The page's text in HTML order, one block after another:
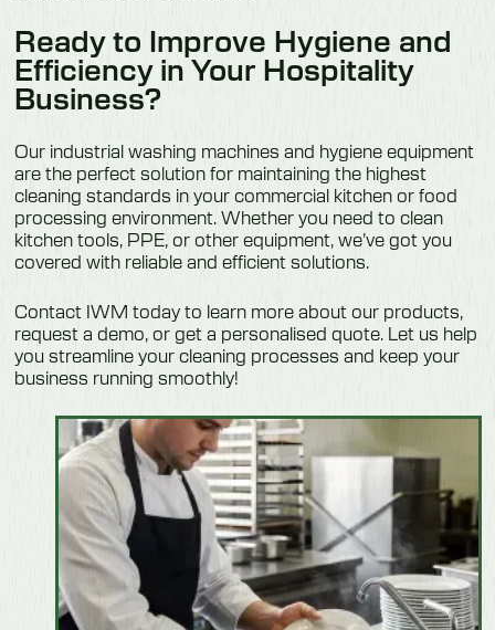
Ready to Improve Hygiene and
Efficiency in Your Hospitality
Business?
Our industrial washing machines and hygiene equipment
are the perfect solution for maintaining the highest
cleaning standards in your commercial kitchen or food
processing environment. Whether you need to clean
kitchen tools, PPE, or other equipment, we’ve got you
covered with reliable and efficient solutions.
Contact IWM todayto learn more about our products,
request a demo, or get a personalised quote. Let us help
you streamline your cleaning processes and keep your
business running smoothly!